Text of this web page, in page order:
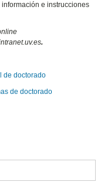
e instrucciones
.
de doctorado
de doctorado